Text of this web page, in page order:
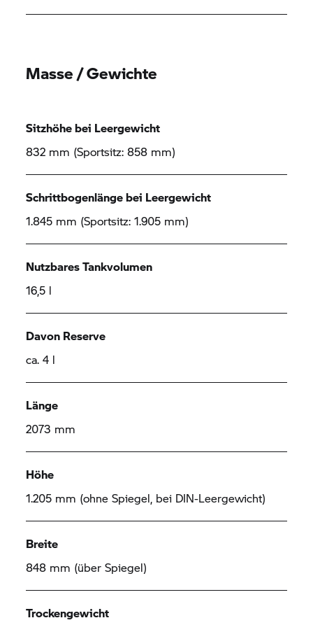
Masse / Gewichte
Sitzhöhe bei Leergewicht
832 mm (Sportsitz: 858 mm)
Schrittbogenlänge bei Leergewicht
1.845 mm (Sportsitz: 1.905 mm)
Nutzbares Tankvolumen
16,5 l
Davon Reserve
ca. 4 l
Länge
2073 mm
Höhe
1.205 mm (ohne Spiegel, bei DIN-Leergewicht)
Breite
848 mm (über Spiegel)
Trockengewicht